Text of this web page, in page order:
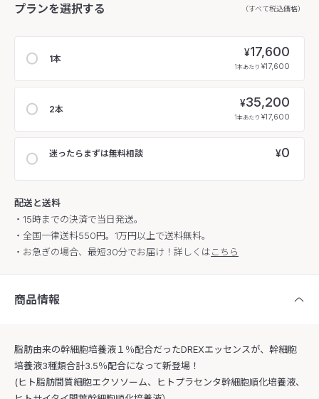
プランを選択する （すべて税込価格）
1本
¥17,600
1本あたり ¥17,600
2本
¥35,200
1本あたり ¥17,600
迷ったらまずは無料相談 ¥0
配送と送料
・15時までの決済で当日発送。
・全国一律送料550円。1万円以上で送料無料。
・お急ぎの場合、最短30分でお届け！詳しくはこちら
商品情報
脂肪由来の幹細胞培養液１％配合だったDREXエッセンスが、幹細胞
培養液3種類合計3.5％配合になって新登場！
(ヒト脂肪間質細胞エクソソーム、ヒトプラセンタ幹細胞順化培養液、